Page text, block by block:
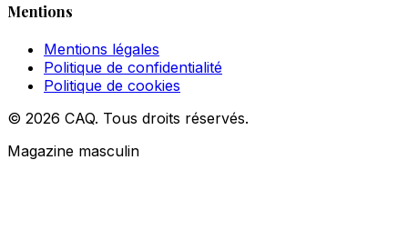
Mentions
Mentions légales
Politique de confidentialité
Politique de cookies
© 2026 CAQ. Tous droits réservés.
Magazine masculin